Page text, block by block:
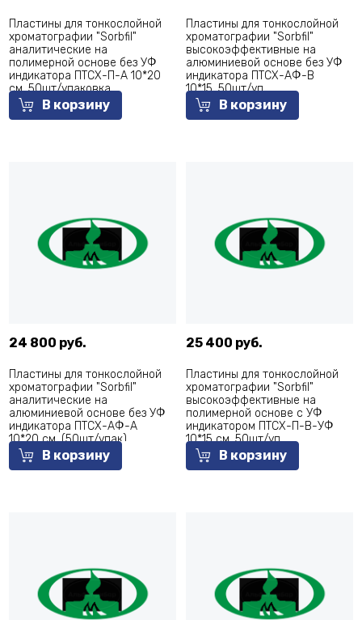
Пластины для тонкослойной
хроматографии "Sorbfil"
аналитические на
полимерной основе без УФ
индикатора ПТСХ-П-А 10*20
см, 50шт/упаковка
В корзину
Пластины для тонкослойной
хроматографии "Sorbfil"
высокоэффективные на
алюминиевой основе без УФ
индикатора ПТСХ-АФ-В
10*15, 50шт/уп
В корзину
24 800 руб.
Пластины для тонкослойной
хроматографии "Sorbfil"
аналитические на
алюминиевой основе без УФ
индикатора ПТСХ-АФ-А
10*20 см, (50шт/упак)
В корзину
25 400 руб.
Пластины для тонкослойной
хроматографии "Sorbfil"
высокоэффективные на
полимерной основе с УФ
индикатором ПТСХ-П-В-УФ
10*15 см, 50шт/уп
В корзину